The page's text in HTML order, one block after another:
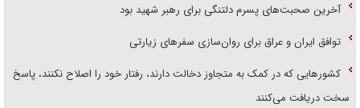
آخرین صحبت‌های پسرم دلتنگی برای رهبر شهید بود
توافق ایران و عراق برای روان‌سازی سفر‌های زیارتی
کشور‌هایی که در کمک به متجاوز دخالت دارند، رفتار خود را اصلاح نکنند، پاسخ
سخت دریافت می‌کنند